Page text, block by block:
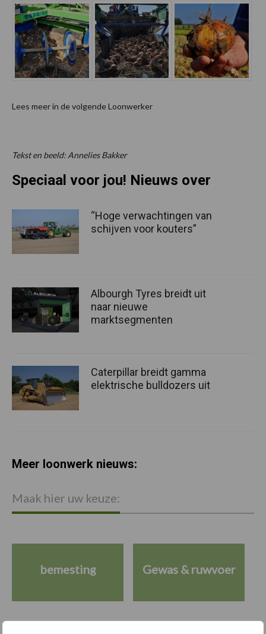
Lees meer in de volgende Loonwerker
Tekst en beeld: Annelies Bakker
Speciaal voor jou! Nieuws over
“Hoge verwachtingen van
schijven voor kouters”
Albourgh Tyres breidt uit
naar nieuwe
marktsegmenten
Caterpillar breidt gamma
elektrische bulldozers uit
Meer loonwerk nieuws:
Maak hier uw keuze:
bemesting Gewas & ruwvoer